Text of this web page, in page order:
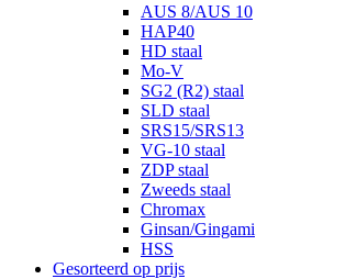
AUS 8/AUS 10
HAP40
HD staal
Mo-V
SG2 (R2) staal
SLD staal
SRS15/SRS13
VG-10 staal
ZDP staal
Zweeds staal
Chromax
Ginsan/Gingami
HSS
Gesorteerd op prijs